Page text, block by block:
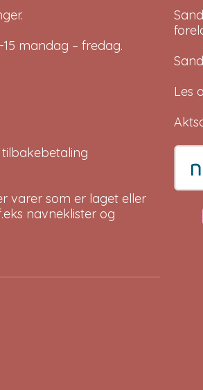
15 mandag – fredag.
varer som er laget eller
navneklister og
Les